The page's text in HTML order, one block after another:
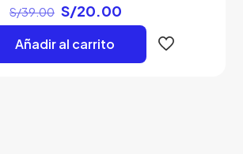
S/39.00 El
precio
original
era:
S/20.00
precio
actual
Añadir al carrito